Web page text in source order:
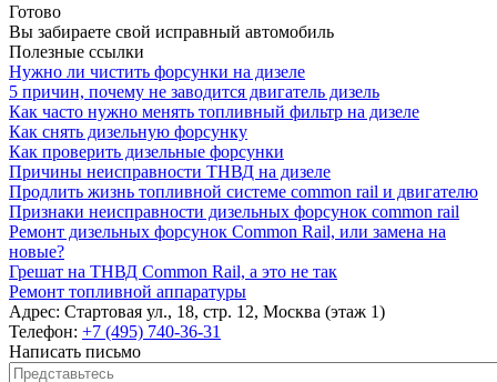
Готово
Вы забираете свой исправный автомобиль
Полезные ссылки
Нужно ли чистить форсунки на дизеле
5 причин, почему не заводится двигатель дизель
Как часто нужно менять топливный фильтр на дизеле
Как снять дизельную форсунку
Как проверить дизельные форсунки
Причины неисправности ТНВД на дизеле
Продлить жизнь топливной системе common rail и двигателю
Признаки неисправности дизельных форсунок common rail
Ремонт дизельных форсунок Common Rail, или замена на
новые?
Грешат на ТНВД Common Rail, а это не так
Ремонт топливной аппаратуры
Адрес: Стартовая ул., 18, стр. 12, Москва (этаж 1)
Телефон: +7 (495) 740-36-31
Написать письмо
Представьтесь